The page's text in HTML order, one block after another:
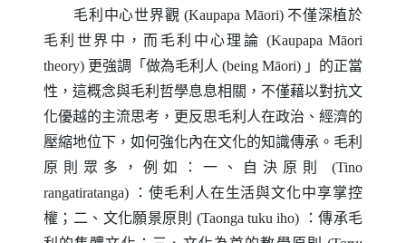
毛利中心世界觀 (Kaupapa Māori)不僅深植於
毛利世界中，而毛利中心理論 (Kaupapa Māori
theory) 更強調「做為毛利人 (being Māori) 」的正當
性，這概念與毛利哲學息息相關，不僅藉以對抗文
化優越的主流思考，更反思毛利人在政治、經濟的
壓縮地位下，如何強化內在文化的知識傳承。毛利
原則眾多，例如：一、自決原則 (Tino
rangatiratanga) ：使毛利人在生活與文化中享掌控
權；二、文化願景原則 (Taonga tuku iho) ：傳承毛